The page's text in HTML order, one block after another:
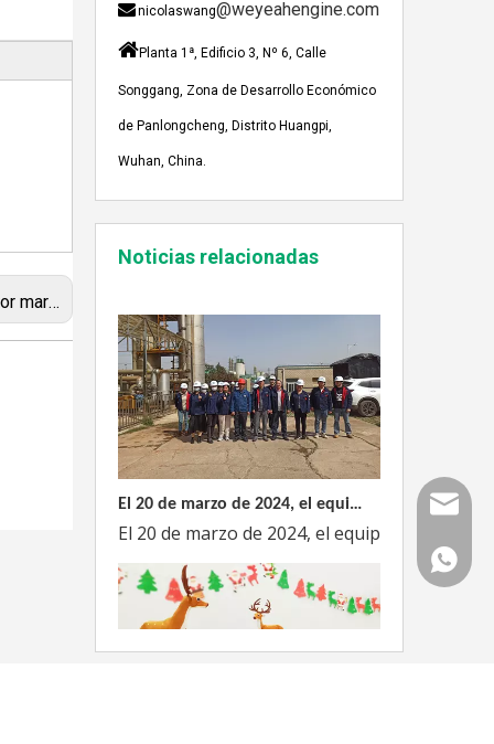
válvula completa
nicolaswang@weyeahengine.com
Planta 1ª, Edificio 3, Nº 6, Calle
Songgang, Zona de Desarrollo Económico
de Panlongcheng, Distrito Huangpi,
Wuhan, China.
Noticias relacionadas
Enshi: El destino perfecto para el viaje de Team Building Weyeah
A mediados de julio de 2023, Weyeah poder
El 20 de marzo de 2024, el equipo dirigido por el Director Técnico de Weyeah Power visitó el gran vertedero de basura en Yangluo, Wuhan, para realizar una inspección del proyecto.
El 20 de marzo de 2024, el equipo de laCorreo